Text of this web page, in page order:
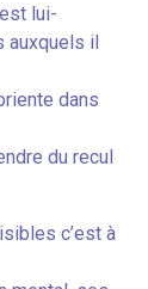
lui-
auxquels il
dans
du recul
c’est à